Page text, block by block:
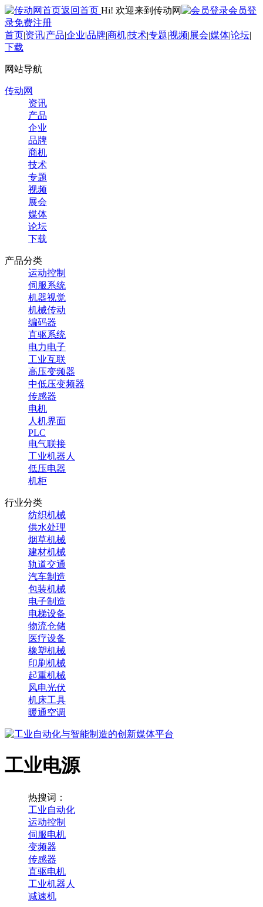
返回首页 Hi! 欢迎来到传动网
会员登
录免费注册
首页|资讯|产品|企业|品牌|商机|技术|专题|视频|展会|媒体|论坛|
下载
网站导航
传动网
资讯
产品
企业
品牌
商机
技术
专题
视频
展会
媒体
论坛
下载
产品分类
运动控制
伺服系统
机器视觉
机械传动
编码器
直驱系统
电力电子
工业互联
高压变频器
中低压变频器
传感器
电机
人机界面
PLC
电气联接
工业机器人
低压电器
机柜
行业分类
纺织机械
供水处理
烟草机械
建材机械
轨道交通
汽车制造
包装机械
电子制造
电梯设备
物流仓储
医疗设备
橡塑机械
印刷机械
起重机械
风电光伏
机床工具
暖通空调
工业电源
热搜词：
工业自动化
运动控制
伺服电机
变频器
传感器
直驱电机
工业机器人
减速机